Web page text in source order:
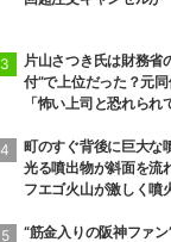
片山さつき氏は財務省
付”で上位だった？元
「怖い上司と恐れられ
町のすぐ背後に巨大な
光る噴出物が斜面を流
フエゴ火山が激しく噴
に追われた緊迫の現場
“筋金入りの阪神ファ